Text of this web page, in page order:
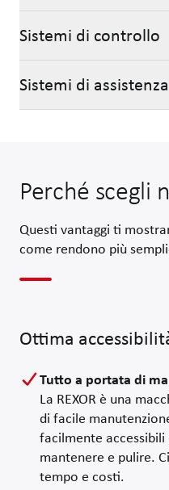
Sistemi di controllo
Sistemi di assistenza
Minore terra raccolta in
Vomere oscillante
I vomeri oscillanti hanno il
Illuminazione (luci) di
Sul retro della macchina
Bunker
Rivestimento bunker
Rivestimento del bunker
Copertura sotto il nastro di
La copertura sotto il
Sistemi di controllo
IBX 200 come dispositivo
Perché scegli
Questi vantaggi ti
come rendono più
Ottima
Tutto a portata di
La REXOR è una
di facile
facilmente
mantenere e pulire.
tempo e costi.